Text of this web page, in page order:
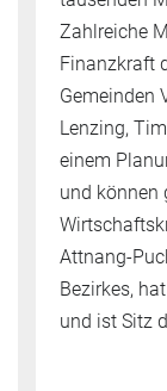
Zahlreiche
Finanzkraft
Gemeinden
Lenzing,
einem
und können
Attnang-
Bezirkes,
und ist Sitz